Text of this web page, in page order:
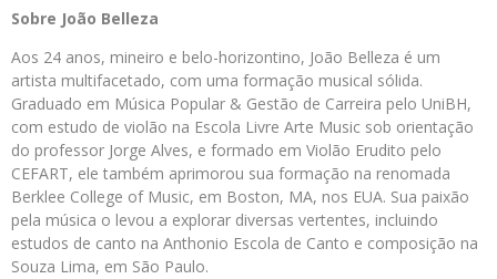
Sobre João Belleza
Aos 24 anos, mineiro e belo-horizontino, João Belleza é um
artista multifacetado, com uma formação musical sólida.
Graduado em Música Popular & Gestão de Carreira pelo UniBH,
com estudo de violão na Escola Livre Arte Music sob orientação
do professor Jorge Alves, e formado em Violão Erudito pelo
CEFART, ele também aprimorou sua formação na renomada
Berklee College of Music, em Boston, MA, nos EUA. Sua paixão
pela música o levou a explorar diversas vertentes, incluindo
estudos de canto na Anthonio Escola de Canto e composição na
Souza Lima, em São Paulo.